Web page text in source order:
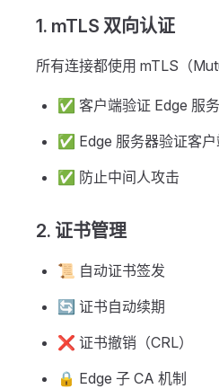
1. mTLS 双向认证
所有连接都使用 mTLS（
✅ 客户端验证 Edge 服
✅ Edge 服务器验证客
✅ 防止中间人攻击
2. 证书管理
📜 自动证书签发
🔄 证书自动续期
❌ 证书撤销（CRL）
🔒 Edge 子 CA 机制